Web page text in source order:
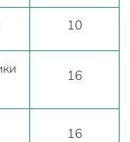
10
16
16